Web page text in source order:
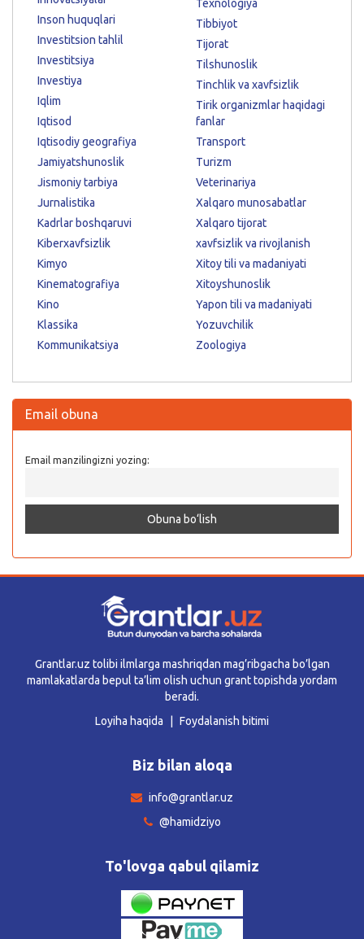
Inson huquqlari
Investitsion tahlil
Investitsiya
Investiya
Iqlim
Iqtisod
Iqtisodiy geografiya
Jamiyatshunoslik
Jismoniy tarbiya
Jurnalistika
Kadrlar boshqaruvi
Kiberxavfsizlik
Kimyo
Kinematografiya
Kino
Klassika
Kommunikatsiya
Texnologiya
Tibbiyot
Tijorat
Tilshunoslik
Tinchlik va xavfsizlik
Tirik organizmlar haqidagi
fanlar
Transport
Turizm
Veterinariya
Xalqaro munosabatlar
Xalqaro tijorat
xavfsizlik va rivojlanish
Xitoy tili va madaniyati
Xitoyshunoslik
Yapon tili va madaniyati
Yozuvchilik
Zoologiya
Email obuna
Email manzilingizni yozing:
Grantlar.uz tolibi ilmlarga mashriqdan mag’ribgacha bo’lgan
mamlakatlarda bepul ta’lim olish uchun grant topishda yordam
beradi.
Loyiha haqida
Foydalanish bitimi
Biz bilan aloqa
info@grantlar.uz
@hamidziyo
To'lovga qabul qilamiz